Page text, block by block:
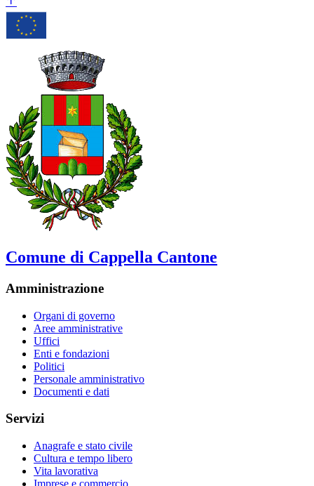
Comune di Cappella Cantone
Amministrazione
Organi di governo
Aree amministrative
Uffici
Enti e fondazioni
Politici
Personale amministrativo
Documenti e dati
Servizi
Anagrafe e stato civile
Cultura e tempo libero
Vita lavorativa